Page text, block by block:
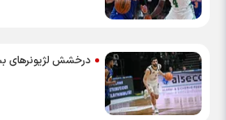
درخشش لژیونرهای